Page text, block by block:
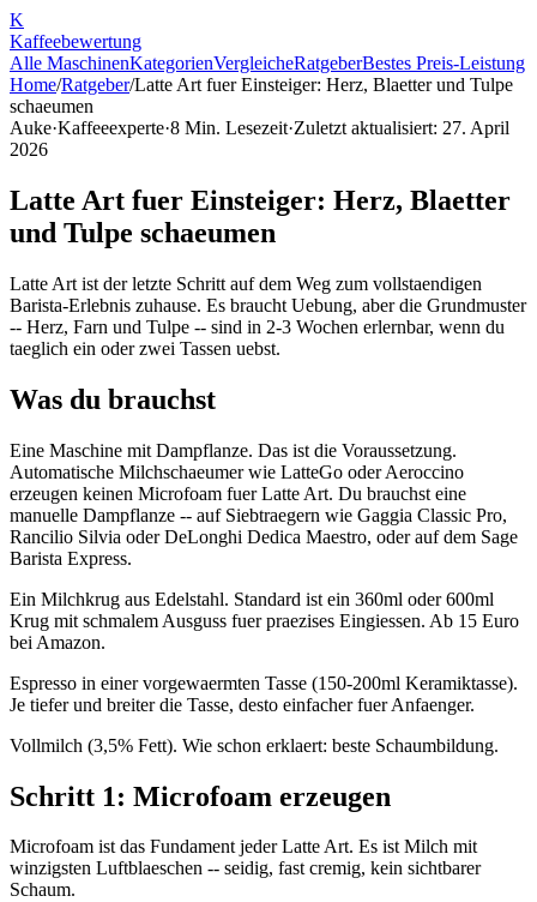
K
Kaffeebewertung
Alle MaschinenKategorienVergleicheRatgeberBestes Preis-Leistung
Home/Ratgeber/Latte Art fuer Einsteiger: Herz, Blaetter und Tulpe
schaeumen
Auke·Kaffeeexperte·8 Min. Lesezeit·Zuletzt aktualisiert: 27. April
2026
Latte Art fuer Einsteiger: Herz, Blaetter
und Tulpe schaeumen
Latte Art ist der letzte Schritt auf dem Weg zum vollstaendigen
Barista-Erlebnis zuhause. Es braucht Uebung, aber die Grundmuster
-- Herz, Farn und Tulpe -- sind in 2-3 Wochen erlernbar, wenn du
taeglich ein oder zwei Tassen uebst.
Was du brauchst
Eine Maschine mit Dampflanze. Das ist die Voraussetzung.
Automatische Milchschaeumer wie LatteGo oder Aeroccino
erzeugen keinen Microfoam fuer Latte Art. Du brauchst eine
manuelle Dampflanze -- auf Siebtraegern wie Gaggia Classic Pro,
Rancilio Silvia oder DeLonghi Dedica Maestro, oder auf dem Sage
Barista Express.
Ein Milchkrug aus Edelstahl. Standard ist ein 360ml oder 600ml
Krug mit schmalem Ausguss fuer praezises Eingiessen. Ab 15 Euro
bei Amazon.
Espresso in einer vorgewaermten Tasse (150-200ml Keramiktasse).
Je tiefer und breiter die Tasse, desto einfacher fuer Anfaenger.
Vollmilch (3,5% Fett). Wie schon erklaert: beste Schaumbildung.
Schritt 1: Microfoam erzeugen
Microfoam ist das Fundament jeder Latte Art. Es ist Milch mit
winzigsten Luftblaeschen -- seidig, fast cremig, kein sichtbarer
Schaum.